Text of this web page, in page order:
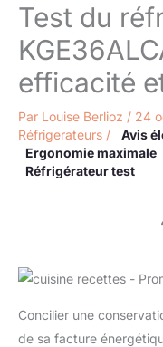
Test du
efficacité
Par Louise Berlioz / 24
Réfrigerateurs / Avis
Ergonomie maximale
Réfrigérateur test
Concilier une
de sa facture